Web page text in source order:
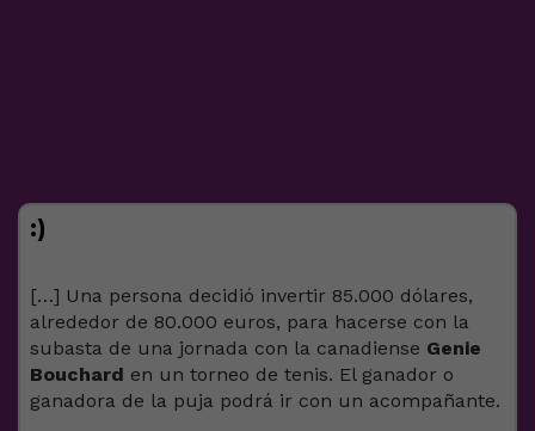
:)
[…] Una persona decidió invertir 85.000 dólares,
alrededor de 80.000 euros, para hacerse con la
subasta de una jornada con la canadiense Genie
Bouchard en un torneo de tenis. El ganador o
ganadora de la puja podrá ir con un acompañante.